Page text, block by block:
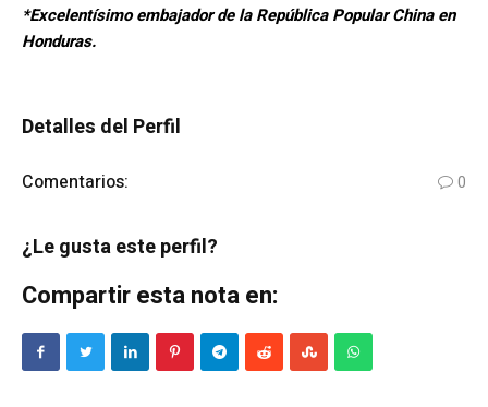
*Excelentísimo embajador de la República Popular China en
Honduras.
Detalles del Perfil
Comentarios: 0
¿Le gusta este perfil?
Compartir esta nota en: